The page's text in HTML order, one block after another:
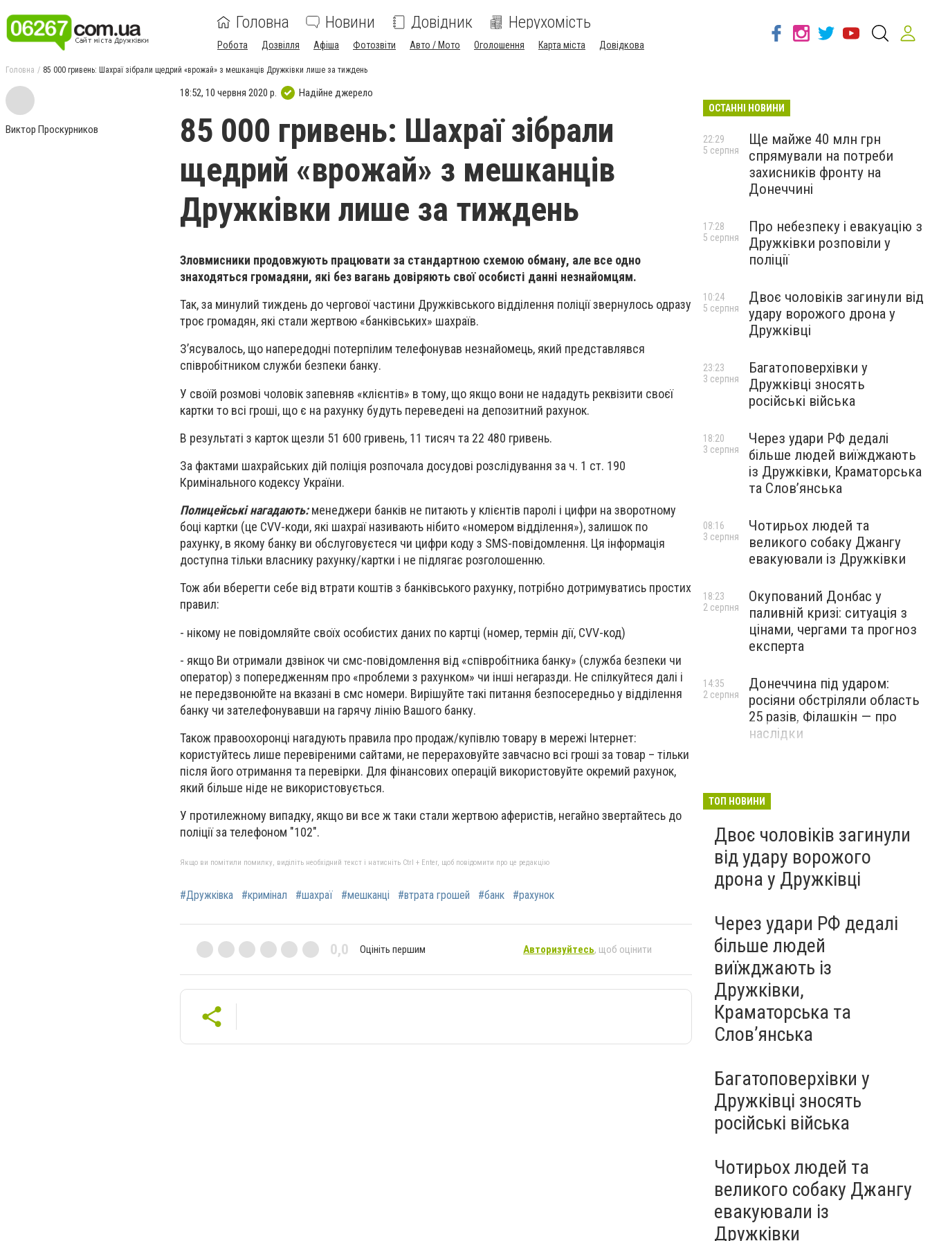
Головна Новини Довідник Нерухомість
Робота Дозвілля Афіша Фотозвіти Авто / Мото Оголошення Карта міста Довідкова
Головна 85 000 гривень: Шахраї зібрали щедрий «врожай» з мешканців Дружківки лише за тиждень
Виктор Проскурников
18:52, 10 червня 2020 р. Надійне джерело
85 000 гривень: Шахраї зібрали
щедрий «врожай» з мешканців
Дружківки лише за тиждень
Зловмисники продовжують працювати за стандартною схемою обману, але все одно
знаходяться громадяни, які без вагань довіряють свої особисті данні незнайомцям.
Так, за минулий тиждень до чергової частини Дружківського відділення поліції звернулось одразу
троє громадян, які стали жертвою «банківських» шахраїв.
З’ясувалось, що напередодні потерпілим телефонував незнайомець, який представлявся
співробітником служби безпеки банку.
У своїй розмові чоловік запевняв «клієнтів» в тому, що якщо вони не нададуть реквізити своєї
картки то всі гроші, що є на рахунку будуть переведені на депозитний рахунок.
В результаті з карток щезли 51 600 гривень, 11 тисяч та 22 480 гривень.
За фактами шахрайських дій поліція розпочала досудові розслідування за ч. 1 ст. 190
Кримінального кодексу України.
Полицейські нагадають:менеджери банків не питають у клієнтів паролі і цифри на зворотному
боці картки (це CVV-коди, які шахраї називають нібито «номером відділення»), залишок по
рахунку, в якому банку ви обслуговуєтеся чи цифри коду з SMS-повідомлення. Ця інформація
доступна тільки власнику рахунку/картки і не підлягає розголошенню.
Тож аби вберегти себе від втрати коштів з банківського рахунку, потрібно дотримуватись простих
правил:
- нікому не повідомляйте своїх особистих даних по картці (номер, термін дії, CVV-код)
- якщо Ви отримали дзвінок чи смс-повідомлення від «співробітника банку» (служба безпеки чи
оператор) з попередженням про «проблеми з рахунком» чи інші негаразди. Не спілкуйтеся далі і
не передзвонюйте на вказані в смс номери. Вирішуйте такі питання безпосередньо у відділення
банку чи зателефонувавши на гарячу лінію Вашого банку.
Також правоохоронці нагадують правила про продаж/купівлю товару в мережі Інтернет:
користуйтесь лише перевіреними сайтами, не перераховуйте завчасно всі гроші за товар – тільки
після його отримання та перевірки. Для фінансових операцій використовуйте окремий рахунок,
який більше ніде не використовується.
У протилежному випадку, якщо ви все ж таки стали жертвою аферистів, негайно звертайтесь до
поліції за телефоном "102".
Якщо ви помітили помилку, виділіть необхідний текст і натисніть Ctrl + Enter, щоб повідомити про це редакцію
#Дружківка #кримінал #шахраї #мешканці #втрата грошей #банк #рахунок
0,0 Оцініть першим Авторизуйтесь, щоб оцінити
ОСТАННІ НОВИНИ
Ще майже 40 млн грн
спрямували на потреби
захисників фронту на
Донеччині
22:29
5 серпня
Про небезпеку і евакуацію з
Дружківки розповіли у
поліції
17:28
5 серпня
Двоє чоловіків загинули від
удару ворожого дрона у
Дружківці
10:24
5 серпня
Багатоповерхівки у
Дружківці зносять
російські війська
23:23
3 серпня
Через удари РФ дедалі
більше людей виїжджають
із Дружківки, Краматорська
та Слов’янська
18:20
3 серпня
Чотирьох людей та
великого собаку Джангу
евакуювали із Дружківки
08:16
3 серпня
Окупований Донбас у
паливній кризі: ситуація з
цінами, чергами та прогноз
експерта
18:23
2 серпня
Донеччина під ударом:
росіяни обстріляли область
25 разів, Філашкін — про
наслідки
14:35
2 серпня
ТОП НОВИНИ
Двоє чоловіків загинули
від удару ворожого
дрона у Дружківці
Через удари РФ дедалі
більше людей
виїжджають із
Дружківки,
Краматорська та
Слов’янська
Багатоповерхівки у
Дружківці зносять
російські війська
Чотирьох людей та
великого собаку Джангу
евакуювали із
Дружківки